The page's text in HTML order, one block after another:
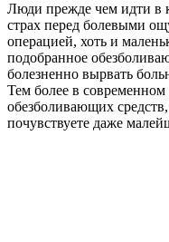
Люди прежде чем идти в
страх перед болевыми
операцией, хоть и
подобранное
болезненно вырвать
Тем более в современном
обезболивающих
почувствуете даже